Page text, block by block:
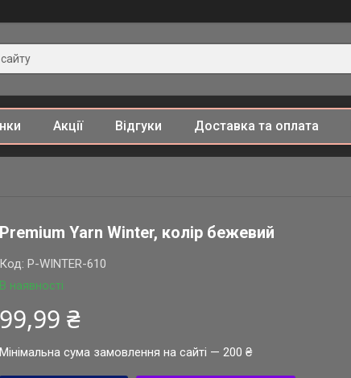
Акції Відгуки Доставка та оплата
Premium Yarn Winter, колір бежевий
В наявності
Код:P-WINTER-610
99,99 ₴
Мінімальна сума замовлення на сайті — 200 ₴